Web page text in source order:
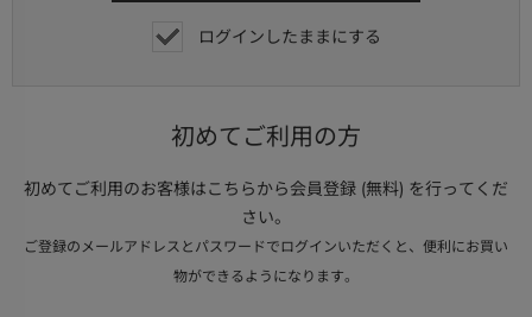
ログインしたままにする
初めてご利用の方
初めてご利用のお客様はこちらから会員登録 (無料) を行ってくだ
さい。
ご登録のメールアドレスとパスワードでログインいただくと、便利にお買い
物ができるようになります。